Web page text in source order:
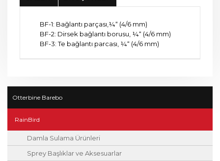
BF-1: Bağlantı parçası,¼“ (4/6 mm)
BF-2: Dirsek bağlantı borusu, ¼“ (4/6 mm)
BF-3: Te bağlantı parcası, ¼“ (4/6 mm)
Otterbine Barebo
RainBird
Damla Sulama Ürünleri
Sprey Başlıklar ve Aksesuarlar